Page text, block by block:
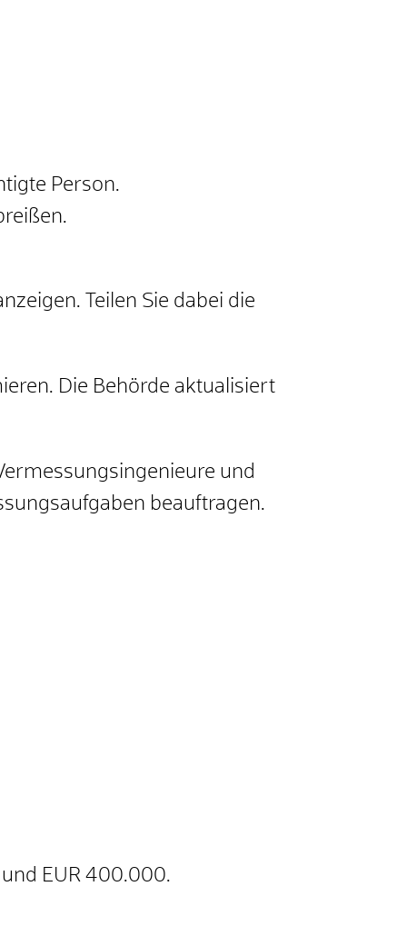
Person.
Teilen Sie dabei die
Die Behörde aktualisiert
und
beauftragen.
EUR 400.000.